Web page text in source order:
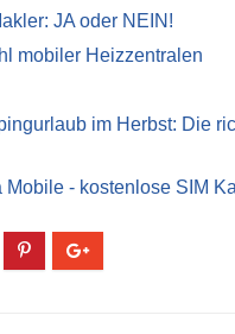
JA oder NEIN!
mobiler Heizzentralen
im Herbst: Die
- kostenlose SIM